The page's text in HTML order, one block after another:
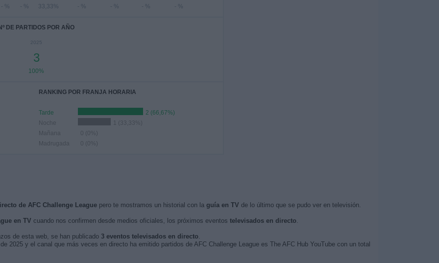
- % - % 33,33% - % - % - % - %
DE PARTIDOS POR AÑO
2025
3
100%
RANKING POR FRANJA HORARIA
Tarde
2 (66,67%)
Noche
1 (33,33%)
Mañana
0 (0%)
Madrugada
0 (0%)
de AFC Challenge Leaguepero te mostramos un historial con la guía en TV de lo último que se pudo ver en televisión.
en TV cuando nos confirmen desde medios oficiales, los próximos eventos televisados en directo.
de esta web, se han publicado 3 eventos televisados en directo.
2025 y el canal que más veces en directo ha emitido partidos de AFC Challenge League es The AFC Hub YouTube con un total